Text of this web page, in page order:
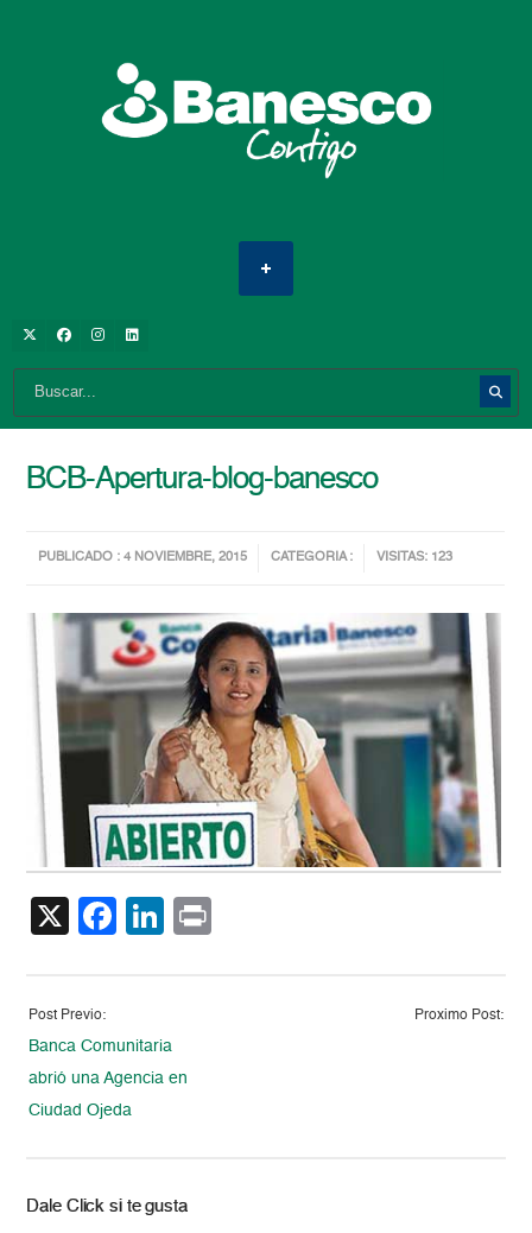
BCB-Apertura-blog-banesco
PUBLICADO : 4 NOVIEMBRE, 2015 CATEGORIA : VISITAS: 123
X Facebook
LinkedIn
Post Previo:
Banca Comunitaria
abrió una Agencia en
Ciudad Ojeda
Proximo Post:
Dale Click si te gusta